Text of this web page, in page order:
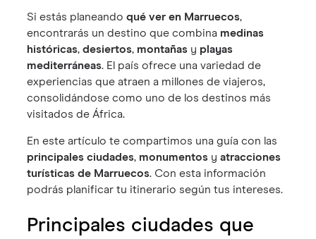
Si estás planeandoqué ver en Marruecos,
encontrarás un destino que combina medinas
históricas,desiertos, montañas y playas
mediterráneas. El país ofrece una variedad de
experiencias que atraen a millones de viajeros,
consolidándose como uno de los destinos más
visitados de África.
En este artículo te compartimos una guía con las
principales ciudades, monumentos yatracciones
turísticas de Marruecos. Con esta información
podrás planificar tu itinerario según tus intereses.
Principales ciudades que